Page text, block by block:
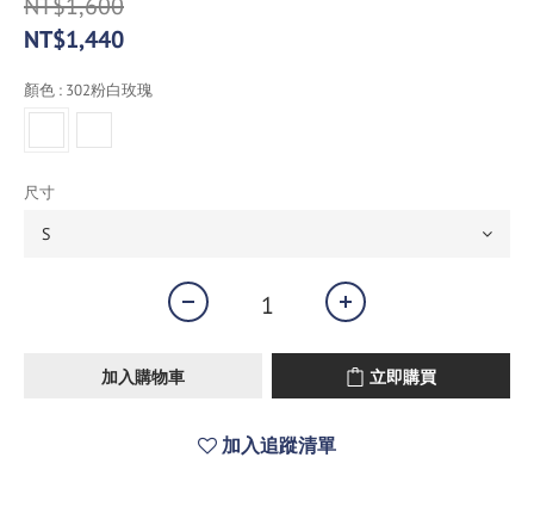
NT$1,440
顏色 : 302粉白玫瑰
尺寸
加入購物車 立即購買
加入追蹤清單